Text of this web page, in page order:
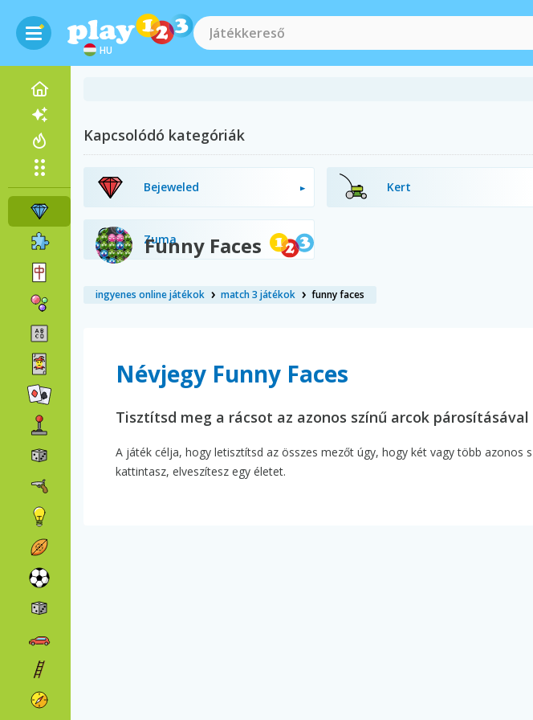
HU
Funny Faces
Kapcsolódó kategóriák
Bejeweled Kert
Zuma
ingyenes online játékok match 3 játékok funny faces
Névjegy Funny Faces
Tisztítsd meg a rácsot az azonos színű arcok párosításával
A játék célja, hogy letisztítsd az összes mezőt úgy, hogy két vagy több azonos
kattintasz, elveszítesz egy életet.